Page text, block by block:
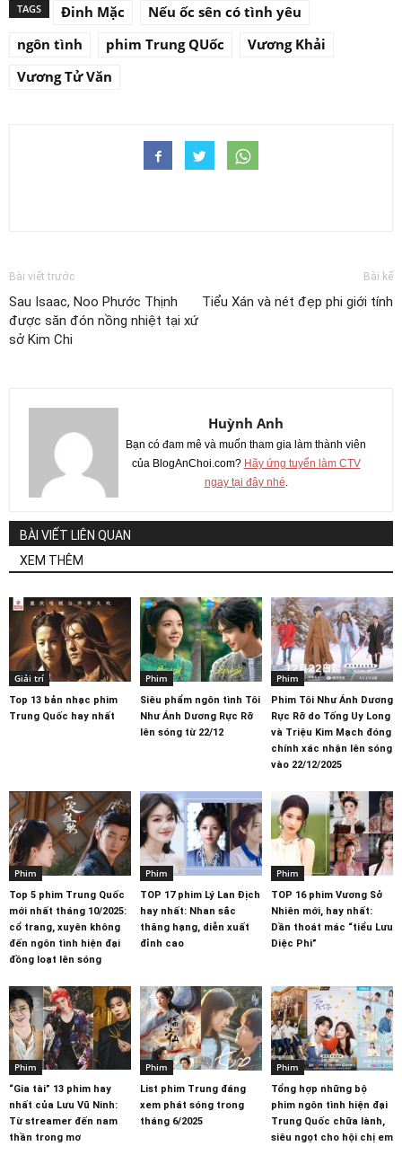
TAGS Đinh Mặc
Nếu ốc sên có tình yêu
ngôn tình
phim Trung QUốc
Vương Khải
Vương Tử Văn
Bài viết trước
Sau Isaac, Noo Phước Thịnh
được săn đón nồng nhiệt tại xứ
sở Kim Chi
Bài kế
Tiểu Xán và nét đẹp phi giới tính
Huỳnh Anh
Bạn có đam mê và muốn tham gia làm thành viên
của BlogAnChoi.com? Hãy ứng tuyển làm CTV
ngay tại đây nhé
BÀI VIẾT LIÊN QUAN
XEM THÊM
Giải trí
Top 13 bản nhạc phim
Trung Quốc hay nhất
Phim
Siêu phẩm ngôn tình Tôi
Như Ánh Dương Rực Rỡ
lên sóng từ 22/12
Phim
Phim Tôi Như Ánh Dương
Rực Rỡ do Tống Uy Long
và Triệu Kim Mạch đóng
chính xác nhận lên sóng
vào 22/12/2025
Phim
Top 5 phim Trung Quốc
mới nhất tháng 10/2025:
cổ trang, xuyên không
đến ngôn tình hiện đại
đồng loạt lên sóng
Phim
TOP 17 phim Lý Lan Địch
hay nhất: Nhan sắc
thăng hạng, diễn xuất
đỉnh cao
Phim
TOP 16 phim Vương Sở
Nhiên mới, hay nhất:
Dần thoát mác “tiểu Lưu
Diệc Phi”
Phim
“Gia tài” 13 phim hay
nhất của Lưu Vũ Ninh:
Từ streamer đến nam
thần trong mơ
Phim
List phim Trung đáng
xem phát sóng trong
tháng 6/2025
Phim
Tổng hợp những bộ
phim ngôn tình hiện đại
Trung Quốc chữa lành,
siêu ngọt cho hội chị em